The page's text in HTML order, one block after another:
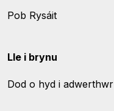
Pob Rysáit
Lle i brynu
Dod o hyd i adwerthwr